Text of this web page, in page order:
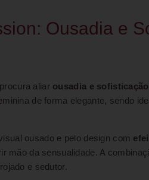
Ousadia e
aliar ousadia e sofisticação
de forma elegante, sendo
ousado e pelo design com
mão da sensualidade. A
e sedutor.